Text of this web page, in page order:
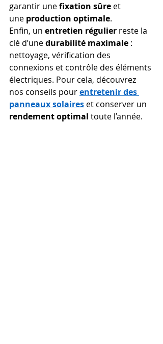
garantir une fixation sûre et
une production optimale.
Enfin, un entretien régulier reste la
clé d’une durabilité maximale :
nettoyage, vérification des
connexions et contrôle des éléments
électriques. Pour cela, découvrez
nos conseils pour entretenir des
panneaux solaires et conserver un
rendement optimal toute l’année.